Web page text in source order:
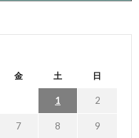
金 土 日
1 2
7 8 9